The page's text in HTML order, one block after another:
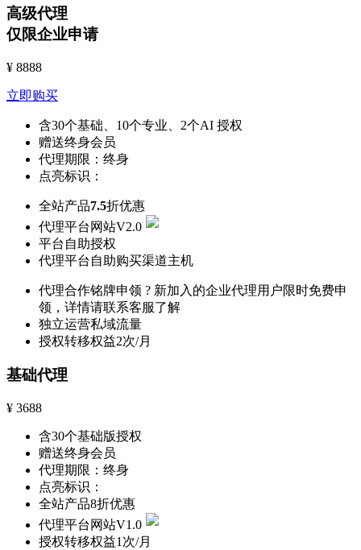
高级代理
仅限企业申请
¥ 8888
立即购买
含30个基础、10个专业、2个AI 授权
赠送终身会员
代理期限：终身
点亮标识：
全站产品7.5折优惠
代理平台网站V2.0
平台自助授权
代理平台自助购买渠道主机
代理合作铭牌申领 ? 新加入的企业代理用户限时免费申
领，详情请联系客服了解
独立运营私域流量
授权转移权益2次/月
基础代理
¥ 3688
含30个基础版授权
赠送终身会员
代理期限：终身
点亮标识：
全站产品8折优惠
代理平台网站V1.0
授权转移权益1次/月